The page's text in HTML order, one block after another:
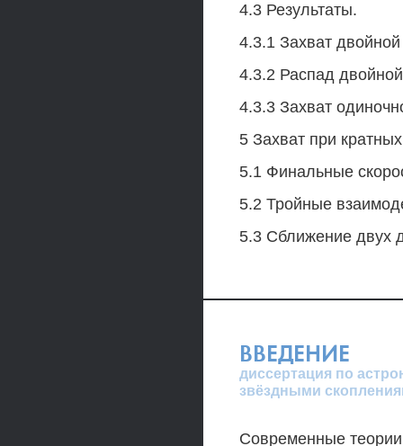
4.3 Результаты.
4.3.1 Захват двойной
4.3.2 Распад двойной
4.3.3 Захват
5 Захват при
5.1 Финальные
5.2 Тройные
5.3 Сближение двух
ВВЕДЕНИЕ
диссертация по
звёздными
Современные теории